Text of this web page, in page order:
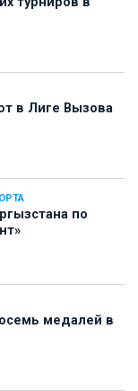
в Лиге Вызова
по
медалей в